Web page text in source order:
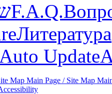
F.A.Q.
Литература
Auto Update
Map Main Page / Site Map